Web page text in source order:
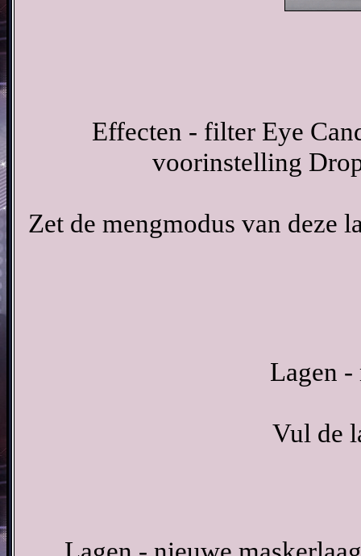
Effecten - filter Eye
voorinstelling
Zet de mengmodus van deze
Lagen -
Vul de